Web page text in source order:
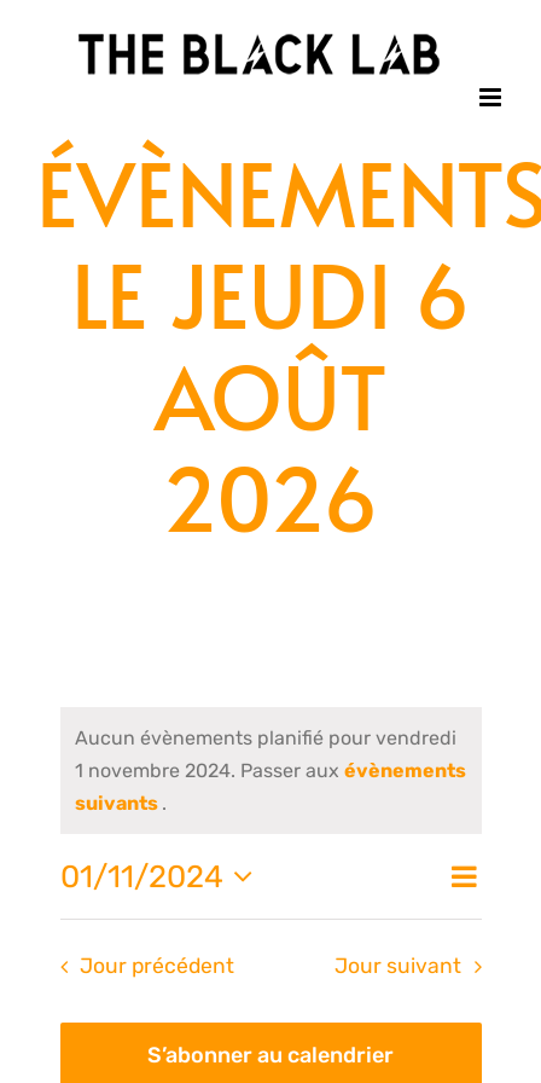
LE JEUDI 6
AOÛT
2026
Aucun évènements planifié pour vendredi
1 novembre 2024. Passer aux évènements
suivants .
de
Jour
01/11/2024
Sélectionnez
date.
Jour précédent Jour suivant
S’abonner au calendrier